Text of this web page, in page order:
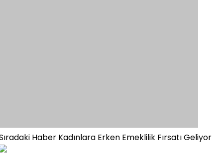
Haber Kadınlara Erken Emeklilik Fırsatı Geliyor